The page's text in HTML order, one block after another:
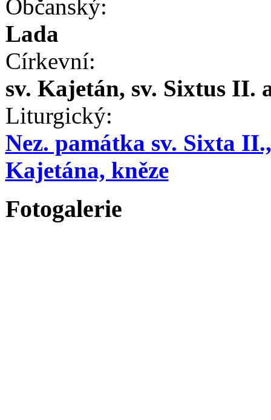
Občanský:
Lada
Církevní:
sv. Kajetán, sv. Sixtus II.
Liturgický:
Nez. památka sv. Sixta
Kajetána, kněze
Fotogalerie